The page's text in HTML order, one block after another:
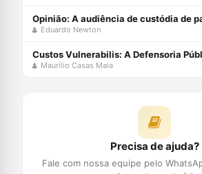
Eduardo Newton
Maurilio Casas Maia
Precisa de ajuda?
Fale com nossa equipe pelo